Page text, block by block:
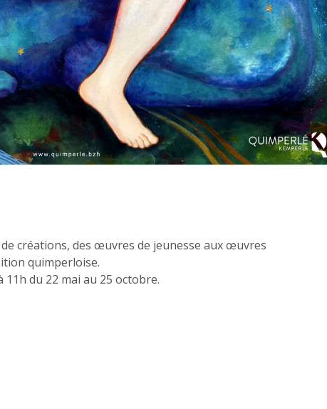
créations, des œuvres de jeunesse aux œuvres
quimperloise.
du 22 mai au 25 octobre.